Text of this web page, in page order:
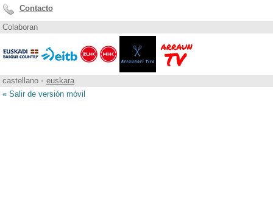
Contacto
Colaboran
castellano • euskara
« Salir de versión móvil